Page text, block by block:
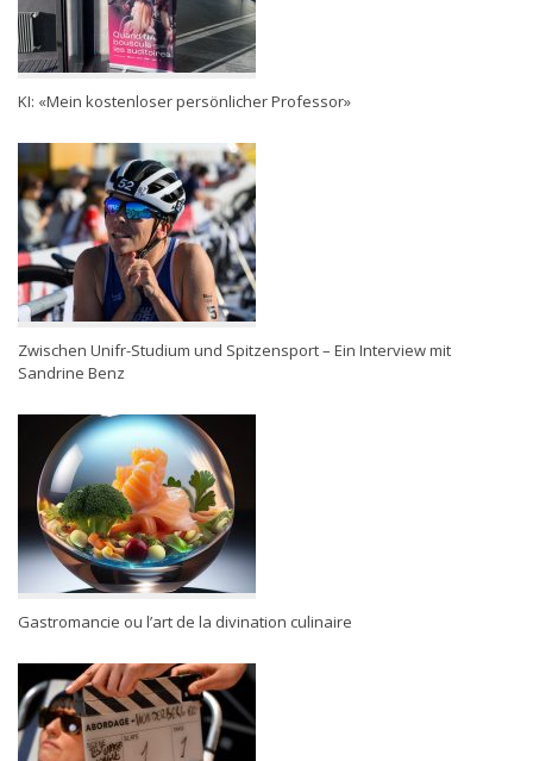
KI: «Mein kostenloser persönlicher Professor»
Zwischen Unifr-Studium und Spitzensport – Ein Interview mit
Sandrine Benz
Gastromancie ou l’art de la divination culinaire